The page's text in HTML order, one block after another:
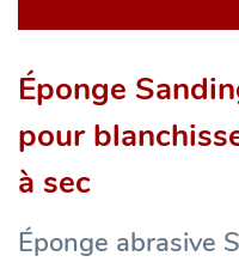
Éponge
pour
à sec
Éponge abrasive